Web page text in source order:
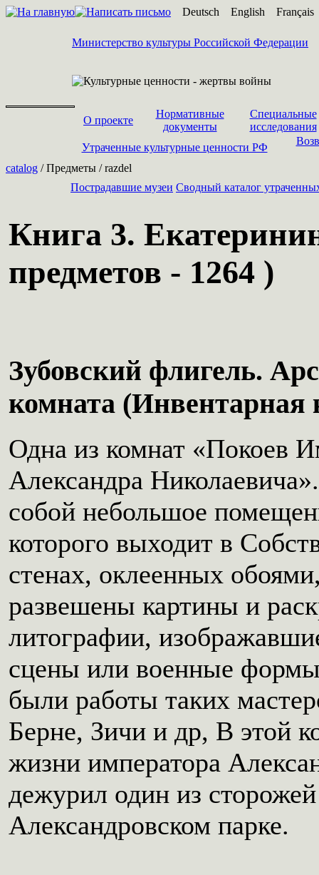
Deutsch English Français
Министерство культуры Российской Федерации
О проекте
Нормативные
документы
Специальные
исследования
Утраченные культурные ценности РФ
catalog / Предметы / razdel
Пострадавшие музеи Cводный каталог
Книга 3.
предметов - 1264 )
Зубовский флигель.
комната
Одна из комнат «Покоев
Александра
собой небольшое
которого выходит в
стенах, оклеенных
развешены картины и
литографии,
сцены или военные
были работы таких
Берне, Зичи и др, В этой
жизни императора
дежурил один из
Александровском парке.